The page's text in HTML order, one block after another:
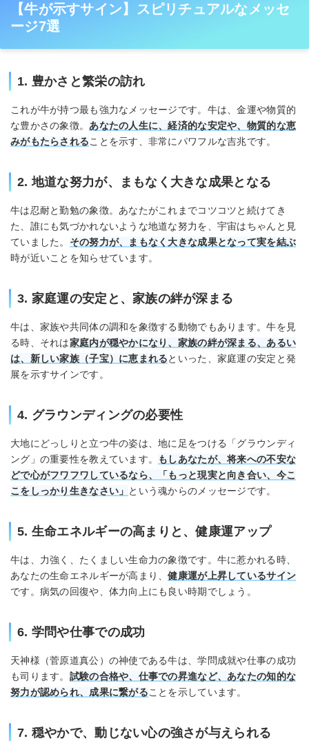
【牛が示すサイン】スピリチュアルなメッセ
ージ7選
1. 豊かさと繁栄の訪れ
これが牛が持つ最も強力なメッセージです。牛は、金運や物質的
な豊かさの象徴。 あなたの人生に、経済的な安定や、物質的な恵
みがもたらされることを示す、非常にパワフルな吉兆です。
2. 地道な努力が、まもなく大きな成果となる
牛は忍耐と勤勉の象徴。あなたがこれまでコツコツと続けてき
た、誰にも気づかれないような地道な努力を、宇宙はちゃんと見
ていました。 その努力が、まもなく大きな成果となって実を結ぶ
時が近いことを知らせています。
3. 家庭運の安定と、家族の絆が深まる
牛は、家族や共同体の調和を象徴する動物でもあります。牛を見
る時、それは家庭内が穏やかになり、家族の絆が深まる、あるい
は、新しい家族（子宝）に恵まれるといった、家庭運の安定と発
展を示すサインです。
4. グラウンディングの必要性
大地にどっしりと立つ牛の姿は、地に足をつける「グラウンディ
ング」の重要性を教えています。
もしあなたが、将来への不安な
どで心がフワフワしているなら、「もっと現実と向き合い、今こ
こをしっかり生きなさい」 という魂からのメッセージです。
5. 生命エネルギーの高まりと、健康運アップ
牛は、力強く、たくましい生命力の象徴です。牛に惹かれる時、
あなたの生命エネルギーが高まり、健康運が上昇しているサイン
です。病気の回復や、体力向上にも良い時期でしょう。
6. 学問や仕事での成功
天神様（菅原道真公）の神使である牛は、学問成就や仕事の成功
も司ります。 試験の合格や、仕事での昇進など、あなたの知的な
努力が認められ、成果に繋がることを示しています。
7. 穏やかで、動じない心の強さが与えられる